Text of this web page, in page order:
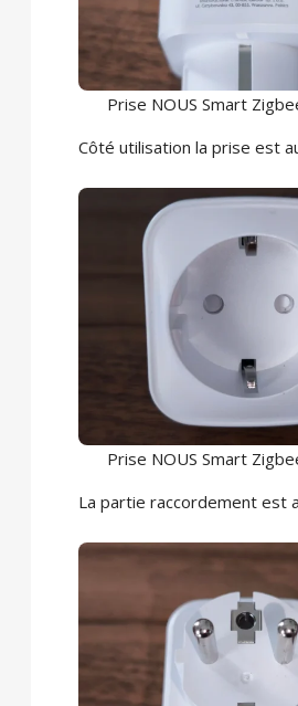
Prise NOUS Smart
Côté utilisation la prise est
Prise NOUS Smart
La partie raccordement est